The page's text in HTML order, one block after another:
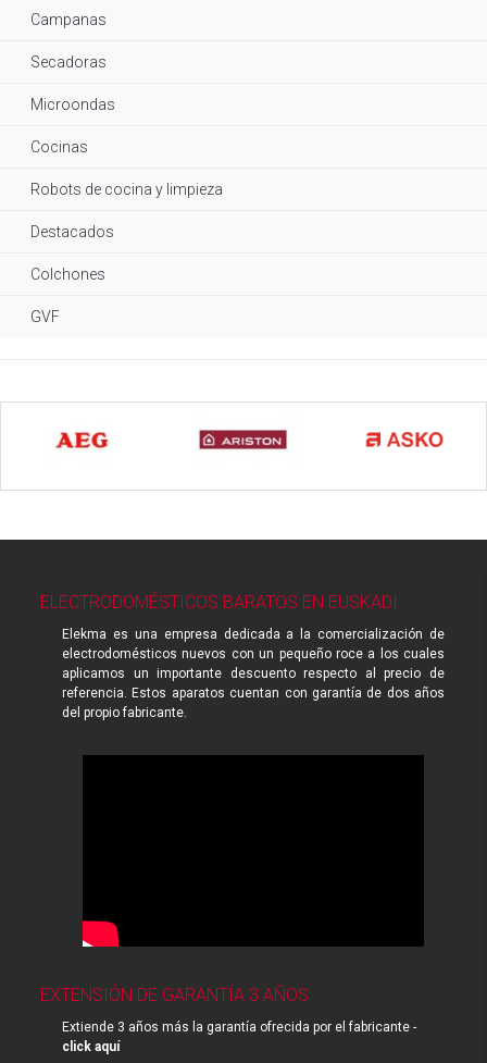
Campanas
Secadoras
Microondas
Cocinas
Robots de cocina y limpieza
Destacados
Colchones
GVF
ELECTRODOMÉSTICOS BARATOS EN EUSKADI
Elekma es una empresa dedicada a la comercialización de
electrodomésticos nuevos con un pequeño roce a los cuales
aplicamos un importante descuento respecto al precio de
referencia. Estos aparatos cuentan con garantía de dos años
del propio fabricante.
EXTENSIÓN DE GARANTÍA 3 AÑOS
Extiende 3 años más la garantía ofrecida por el fabricante -
click aquí